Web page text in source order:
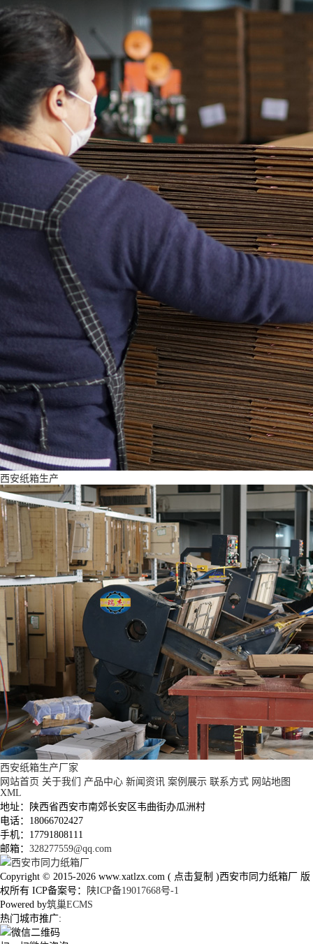
西安纸箱生产
西安纸箱生产厂家
网站首页 关于我们 产品中心 新闻资讯 案例展示 联系方式 网站地图
XML
地址：陕西省西安市南郊长安区韦曲街办瓜洲村
电话：18066702427
手机：17791808111
邮箱： 328277559@qq.com
Copyright © 2015-2026 www.xatlzx.com ( 点击复制 )西安市同力纸箱厂 版
权所有 ICP备案号：
陕ICP备19017668号-1
Powered by筑巢ECMS
热门城市推广: